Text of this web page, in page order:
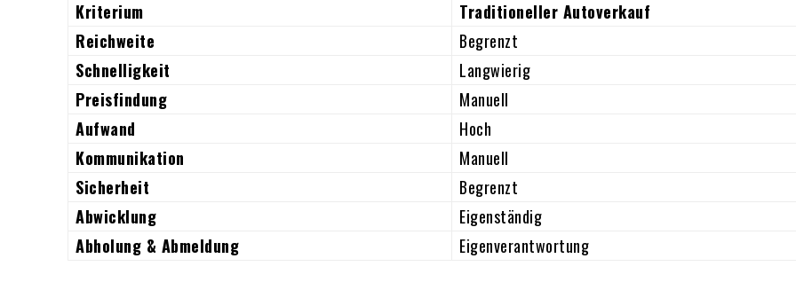
Kriterium Traditioneller Autoverkauf
Reichweite
Begrenzt
Schnelligkeit
Langwierig
Preisfindung
Manuell
Aufwand
Hoch
Kommunikation
Manuell
Sicherheit
Begrenzt
Abwicklung
Eigenständig
Abholung & Abmeldung
Eigenverantwortung